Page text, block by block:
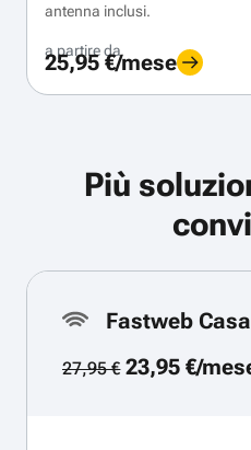
antenna inclusi.
a partire da
25,95 €/mese
Più
Fastweb
27,95 €23,95 €/